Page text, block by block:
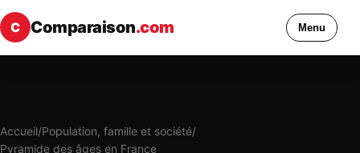
C Comparaison.com Menu
Accueil/Population, famille et société/
Pyramide des âges en France